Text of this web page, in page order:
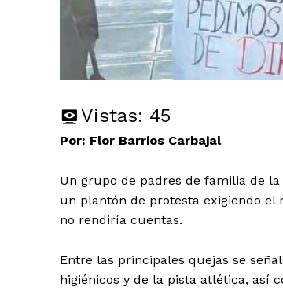
Vistas: 45
Por: Flor Barrios Carbajal
Un grupo de padres de familia de
un plantón de protesta exigiendo el
no rendiría cuentas.
Entre las principales quejas se
higiénicos y de la pista atlética, así